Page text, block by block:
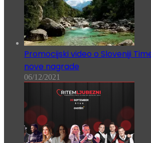
Promocijski video o Sloveniji
nove nagrade
06/12/2021